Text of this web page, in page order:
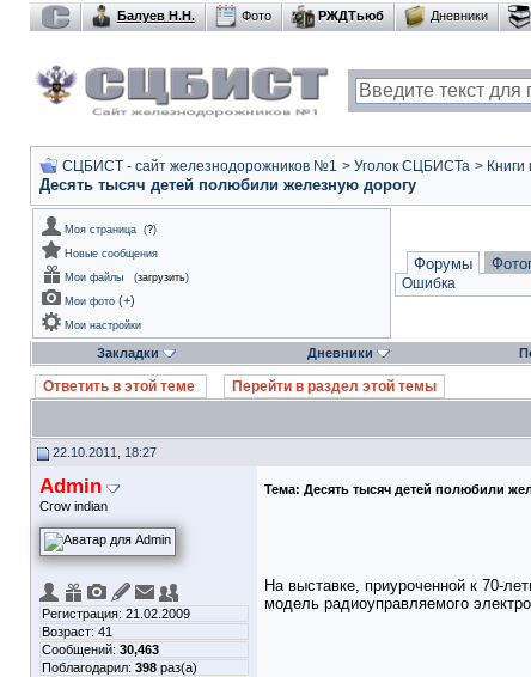
Балуев Н.Н. Фото РЖДТьюб Дневники
СЦБИСТ - сайт железнодорожников №1 > Уголок СЦБИСТа >
Десять тысяч детей полюбили железную дорогу
Моя страница (?)
Новые сообщения
Мои файлы
(загрузить)
Мои фото (+)
Мои настройки
Форумы
Ошибка
Закладки Дневники
Ответить в этой теме Перейти в раздел этой темы
22.10.2011, 18:27
Admin
Crow indian
Регистрация: 21.02.2009
Возраст: 41
Сообщений: 30,463
Поблагодарил: 398 раз(а)
Тема: Десять тысяч детей полюбили
На выставке, приуроченной к 70-
модель радиоуправляемого